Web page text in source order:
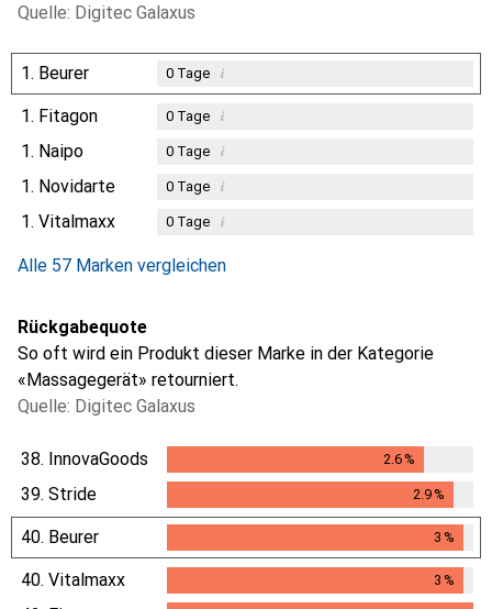
Quelle: Digitec Galaxus
1. Beurer 0Tage i
1. Fitagon 0Tage i
1. Naipo 0Tage i
1. Novidarte 0Tage i
1. Vitalmaxx 0Tage i
Alle 57 Marken vergleichen
Rückgabequote
So oft wird ein Produkt dieser Marke in der Kategorie
«Massagegerät» retourniert.
Quelle: Digitec Galaxus
38. InnovaGoods 2.6%
39. Stride 2.9%
2.9%
40. Beurer 3 %
3%
40. Vitalmaxx 3 %